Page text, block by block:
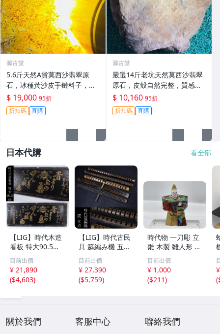
源古堂
5.6斤天然A貨莫西沙翡翠原
石，冰種黃沙皮手鏈料子，水
頭佳適合打造掛件或手鏈 莫西
沙 手鏈 料子
$ 19,000 95折
折扣碼 直購
源古堂
嚴選14斤老坑天然莫西沙翡翠
原石，皮殼自然完整，質感
佳，狀態上乘，適合打造手鍊
或精品收藏 A貨翡翠 翡翠原石
天然料型
$ 10,160 95折
折扣碼 直購
日本代購 看全部
【LIG】時代木造
看板 特大90.5㎝
金彩 本舗 高田徳
左衛門 古美術品
2606.676
目前出價
¥ 21,890
($4,603)
【LIG】時代古民
具 筵編み機 五点
むしろ編み 筬 お
さ 農具 古道具 26
04.458
目前出價
¥ 27,390
($5,759)
時代物 一刀彫 立
雛 木製 雛人形 木
彫彩色 小型 2.2×
3.5×H5.7cm ひな
祭り 郷土玩具 木
工芸 置物 木彫人
目前出價
¥ 1,000
($211)
(
關於我們 客服中心 聯絡我們